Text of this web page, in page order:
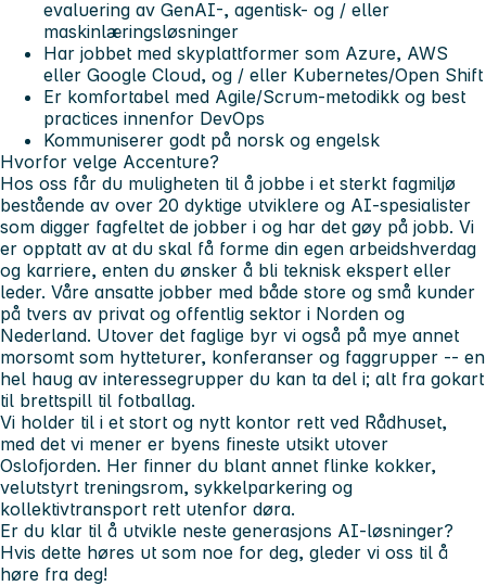
evaluering av GenAI-, agentisk- og / eller
maskinlæringsløsninger
Har jobbet med skyplattformer som Azure, AWS
eller Google Cloud, og / eller Kubernetes/Open Shift
Er komfortabel med Agile/Scrum-metodikk og best
practices innenfor DevOps
Kommuniserer godt på norsk og engelsk
Hvorfor velge Accenture?
Hos oss får du muligheten til å jobbe i et sterkt fagmiljø
bestående av over 20 dyktige utviklere og AI-spesialister
som digger fagfeltet de jobber i og har det gøy på jobb. Vi
er opptatt av at du skal få forme din egen arbeidshverdag
og karriere, enten du ønsker å bli teknisk ekspert eller
leder. Våre ansatte jobber med både store og små kunder
på tvers av privat og offentlig sektor i Norden og
Nederland. Utover det faglige byr vi også på mye annet
morsomt som hytteturer, konferanser og faggrupper -- en
hel haug av interessegrupper du kan ta del i; alt fra gokart
til brettspill til fotballag.
Vi holder til i et stort og nytt kontor rett ved Rådhuset,
med det vi mener er byens fineste utsikt utover
Oslofjorden. Her finner du blant annet flinke kokker,
velutstyrt treningsrom, sykkelparkering og
kollektivtransport rett utenfor døra.
Er du klar til å utvikle neste generasjons AI-løsninger?
Hvis dette høres ut som noe for deg, gleder vi oss til å
høre fra deg!